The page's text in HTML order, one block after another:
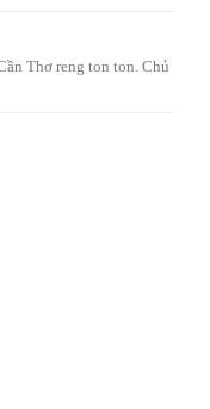
Thơ reng ton ton. Chủ